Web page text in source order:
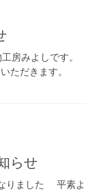
房みよしです。
ただきます。
らせ
りました 平素よ